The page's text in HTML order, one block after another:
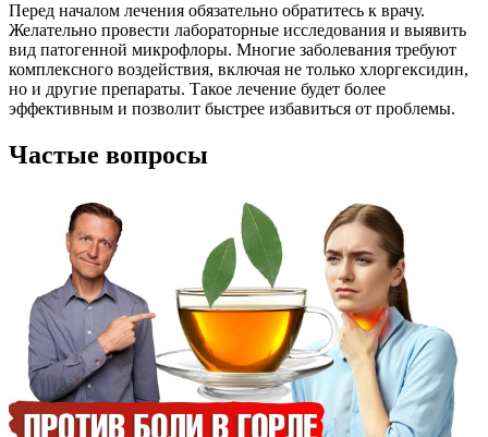
Перед началом лечения обязательно обратитесь к врачу.
Желательно провести лабораторные исследования и выявить
вид патогенной микрофлоры. Многие заболевания требуют
комплексного воздействия, включая не только хлоргексидин,
но и другие препараты. Такое лечение будет более
эффективным и позволит быстрее избавиться от проблемы.
Частые вопросы